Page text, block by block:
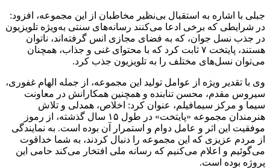
جبلی با اشاره به استقبال بی‌نظیر مخاطبان از این مجموعه، افزود:
در شرایطی که برخی ادعا می‌کنند رسانه‌های سنتی به‌ویژه تلویزیون
در جذب نسل جوان، که به فضای مجازی انس گرفته‌اند، ناتوان
هستند، پایتخت ۷ ثابت کرد که با محتوای غنی و جذاب، همچنان
می‌توان نسل‌های مختلف را به تلویزیون جذب کرد.
وی با تقدیر ویژه از عوامل تولید این مجموعه، از جمله الهام غفوری،
سیروس مقدم، محسن تنابنده و همچنین همکارانش در معاونت
سیما و مرکز سیمافیلم، عنوان کرد: اخلاص، همدلی و تلاش
هنرمندان مجموعه «پایتخت» در طول ۱۵ سال گذشته، از رموز
موفقیت این اثر و عامل دوام و استمرار آن بوده است. به نمایندگی
از مردم عزیزی که این مجموعه را دنبال کردند، به شما خداقوت
می‌گوئیم و اعلام می‌کنیم که رسانه ملی افتخار می‌کند حامی این
پروژه بوده است.